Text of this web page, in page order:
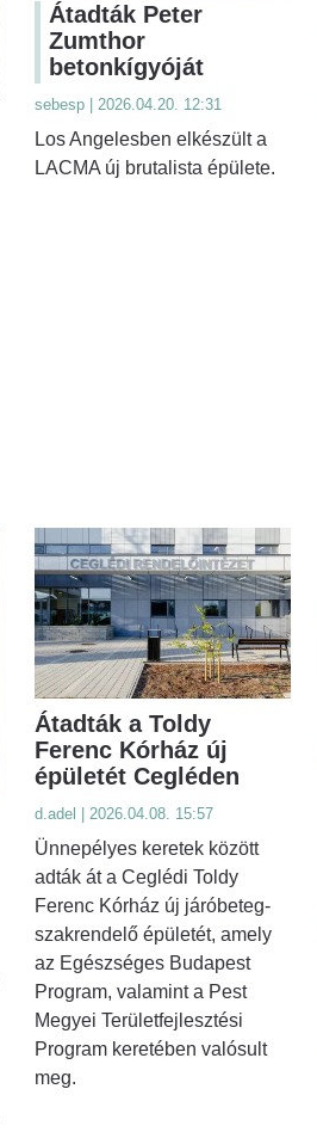
Átadták Peter
Zumthor
betonkígyóját
sebesp | 2026.04.20. 12:31
Los Angelesben elkészült a
LACMA új brutalista épülete.
Átadták a Toldy
Ferenc Kórház új
épületét Cegléden
d.adel | 2026.04.08. 15:57
Ünnepélyes keretek között
adták át a Ceglédi Toldy
Ferenc Kórház új járóbeteg-
szakrendelő épületét, amely
az Egészséges Budapest
Program, valamint a Pest
Megyei Területfejlesztési
Program keretében valósult
meg.